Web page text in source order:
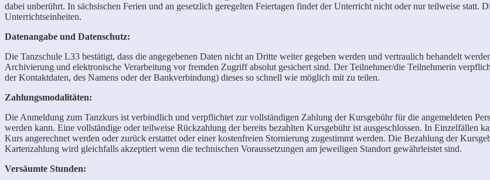
dabei unberührt. In sächsischen Ferien und an gesetzlich geregelten Feiertagen findet der Unterricht nicht oder nur teilweise statt.
Unterrichtseinheiten.
Datenangabe und Datenschutz:
Die Tanzschule L33 bestätigt, dass die angegebenen Daten nicht an Dritte weiter gegeben werden und vertraulich behandelt
Archivierung und elektronische Verarbeitung vor fremden Zugriff absolut gesichert sind. Der Teilnehmer/die Teilnehmerin
der Kontaktdaten, des Namens oder der Bankverbindung) dieses so schnell wie möglich mit zu teilen.
Zahlungsmodalitäten:
Die Anmeldung zum Tanzkurs ist verbindlich und verpflichtet zur vollständigen Zahlung der Kursgebühr für die angemeldeten
werden kann. Eine vollständige oder teilweise Rückzahlung der bereits bezahlten Kursgebühr ist ausgeschlossen. In Einzelfällen
Kurs angerechnet werden oder zurück erstattet oder einer kostenfreien Stornierung zugestimmt werden. Die Bezahlung der
Kartenzahlung wird gleichfalls akzeptiert wenn die technischen Voraussetzungen am jeweiligen Standort gewährleistet sind.
Versäumte Stunden: